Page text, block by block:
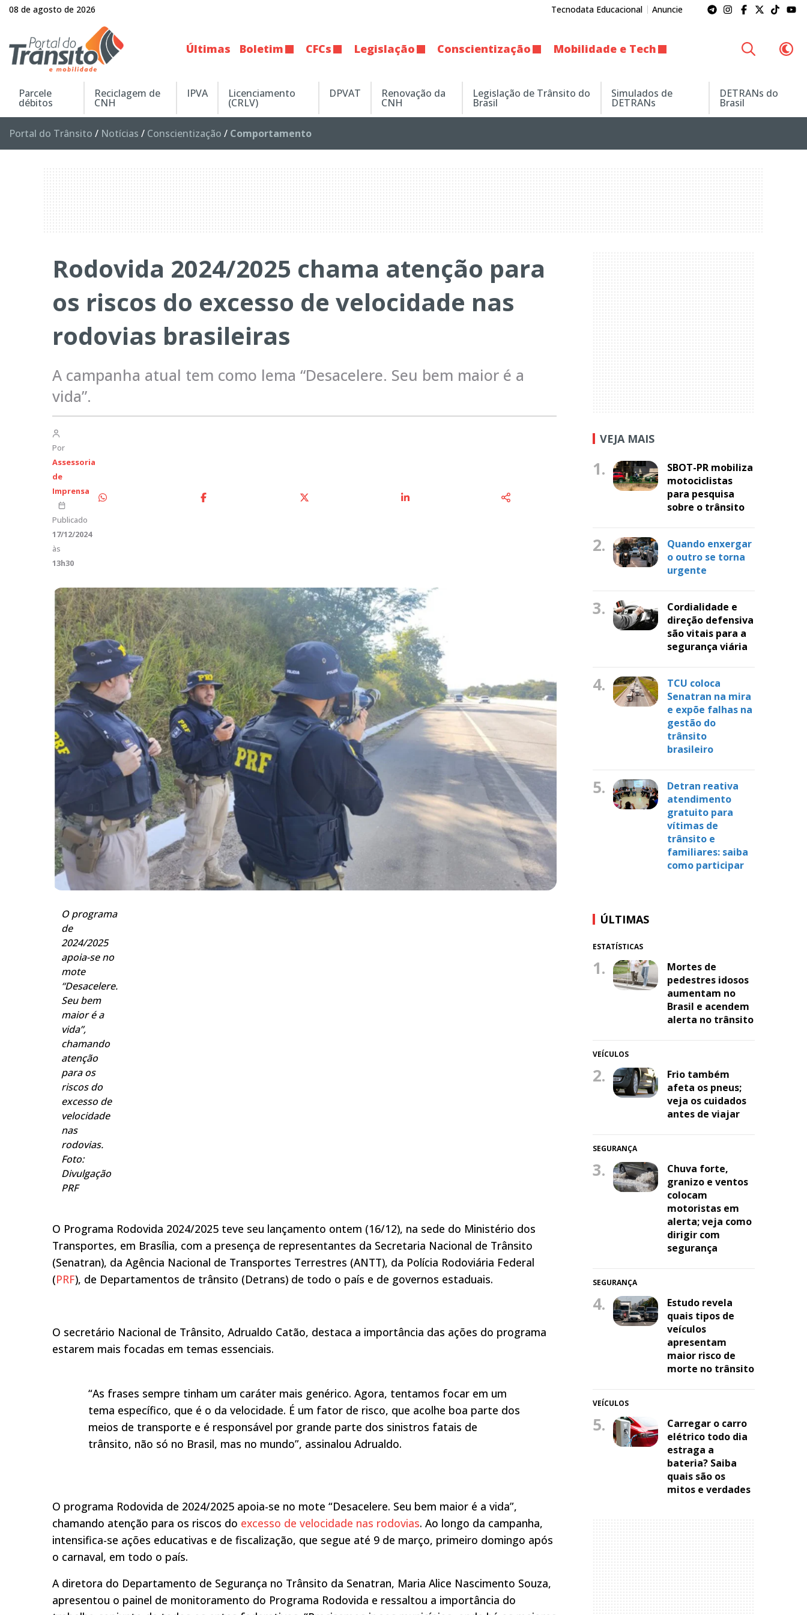
08 de agosto de 2026 Tecnodata Educacional Anuncie
Últimas Boletim CFCs Legislação Conscientização Mobilidade e Tech
Parcele
débitos
Reciclagem de
CNH
IPVA Licenciamento
(CRLV)
DPVAT Renovação da
CNH
Legislação de Trânsito do
Brasil
Simulados de
DETRANs
DETRANs do
Brasil
Portal do Trânsito / Notícias / Conscientização / Comportamento
Rodovida 2024/2025 chama atenção para
os riscos do excesso de velocidade nas
rodovias brasileiras
A campanha atual tem como lema “Desacelere. Seu bem maior é a
vida”.
Por
Assessoria
de
Imprensa
Publicado
17/12/2024
às
13h30
O programa
de
2024/2025
apoia-se no
mote
“Desacelere.
Seu bem
maior é a
vida”,
chamando
atenção
para os
riscos do
excesso de
velocidade
nas
rodovias.
Foto:
Divulgação
PRF
O Programa Rodovida 2024/2025 teve seu lançamento ontem (16/12), na sede do Ministério dos
Transportes, em Brasília, com a presença de representantes da Secretaria Nacional de Trânsito
(Senatran), da Agência Nacional de Transportes Terrestres (ANTT), da Polícia Rodoviária Federal
(PRF), de Departamentos de trânsito (Detrans) de todo o país e de governos estaduais.
O secretário Nacional de Trânsito, Adrualdo Catão, destaca a importância das ações do programa
estarem mais focadas em temas essenciais.
“As frases sempre tinham um caráter mais genérico. Agora, tentamos focar em um
tema específico, que é o da velocidade. É um fator de risco, que acolhe boa parte dos
meios de transporte e é responsável por grande parte dos sinistros fatais de
trânsito, não só no Brasil, mas no mundo”, assinalou Adrualdo.
O programa Rodovida de 2024/2025 apoia-se no mote “Desacelere. Seu bem maior é a vida”,
chamando atenção para os riscos do excesso de velocidade nas rodovias. Ao longo da campanha,
intensifica-se ações educativas e de fiscalização, que segue até 9 de março, primeiro domingo após
o carnaval, em todo o país.
A diretora do Departamento de Segurança no Trânsito da Senatran, Maria Alice Nascimento Souza,
apresentou o painel de monitoramento do Programa Rodovida e ressaltou a importância do
VEJA MAIS
1.
SBOT-PR mobiliza
motociclistas
para pesquisa
sobre o trânsito
2.
Quando enxergar
o outro se torna
urgente
3.
Cordialidade e
direção defensiva
são vitais para a
segurança viária
4.
TCU coloca
Senatran na mira
e expõe falhas na
gestão do
trânsito
brasileiro
5.
Detran reativa
atendimento
gratuito para
vítimas de
trânsito e
familiares: saiba
como participar
ÚLTIMAS
ESTATÍSTICAS
1.
Mortes de
pedestres idosos
aumentam no
Brasil e acendem
alerta no trânsito
VEÍCULOS
2.
Frio também
afeta os pneus;
veja os cuidados
antes de viajar
SEGURANÇA
3.
Chuva forte,
granizo e ventos
colocam
motoristas em
alerta; veja como
dirigir com
segurança
SEGURANÇA
4.
Estudo revela
quais tipos de
veículos
apresentam
maior risco de
morte no trânsito
VEÍCULOS
5.
Carregar o carro
elétrico todo dia
estraga a
bateria? Saiba
quais são os
mitos e verdades